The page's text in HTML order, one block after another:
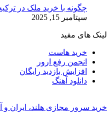
چگونه با خرید ملک در
سپتامبر 15, 2025
لینک های مفید
خرید هاست
انجمن رفع ارور
افزایش بازدید رایگان
دانلود آهنگ
خرید سرور مجازی هلند، ایران و